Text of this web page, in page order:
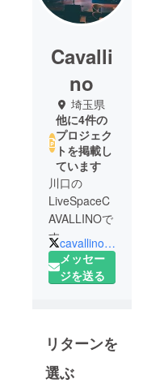
Cavalli
no
埼玉県
他に4件の
プロジェク
トを掲載し
ています
川口の
LiveSpaceC
AVALLINOで
す。
老若男女問
わずオール
してます！
cavallino_katsu
メッセー
ジを送る
リターンを
選ぶ